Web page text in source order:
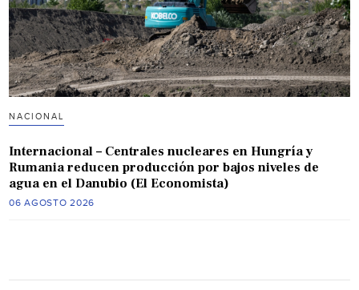
NACIONAL
Internacional – Centrales nucleares en Hungría y
Rumania reducen producción por bajos niveles de
agua en el Danubio (El Economista)
06 AGOSTO 2026